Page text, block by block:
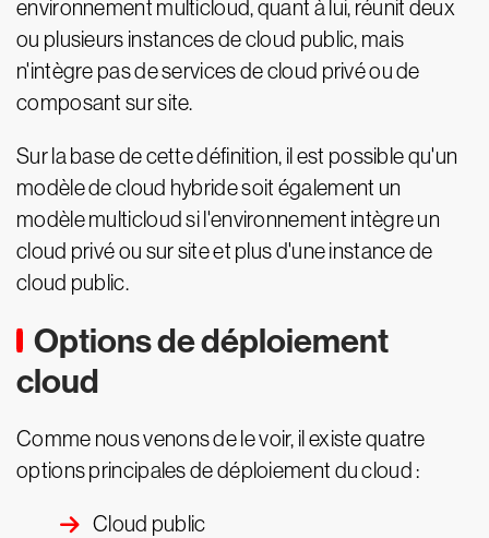
environnement multicloud, quant à lui, réunit deux
ou plusieurs instances de cloud public, mais
n'intègre pas de services de cloud privé ou de
composant sur site.
Sur la base de cette définition, il est possible qu'un
modèle de cloud hybride soit également un
modèle multicloud si l'environnement intègre un
cloud privé ou sur site et plus d'une instance de
cloud public.
Options de déploiement
cloud
Comme nous venons de le voir, il existe quatre
options principales de déploiement du cloud :
Cloud public